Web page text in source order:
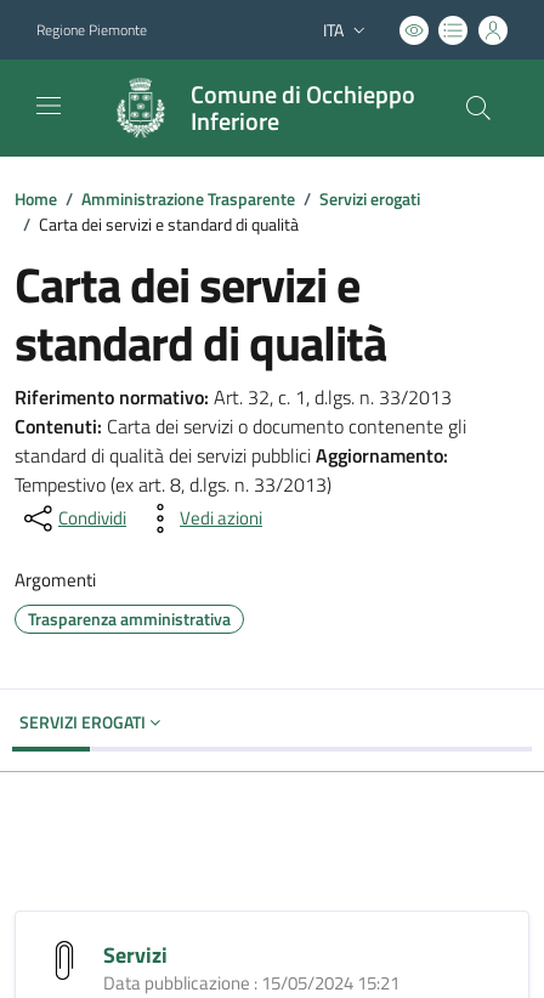
Regione Piemonte Lingua attiva:
ITA
Comune di Occhieppo
Inferiore
Home / Amministrazione Trasparente / Servizi erogati
/ Carta dei servizi e standard di qualità
Carta dei servizi e
standard di qualità
Riferimento normativo: Art. 32, c. 1, d.lgs. n. 33/2013
Contenuti: Carta dei servizi o documento contenente gli
standard di qualità dei servizi pubbliciAggiornamento:
Tempestivo (ex art. 8, d.lgs. n. 33/2013)
Condividi Vedi azioni
Argomenti
Trasparenza amministrativa
SERVIZI EROGATI
Servizi
Data pubblicazione : 15/05/2024 15:21